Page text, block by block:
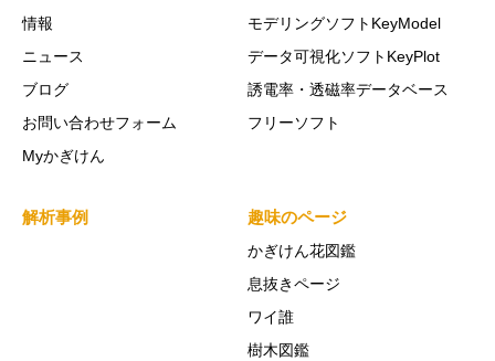
情報
ニュース
ブログ
お問い合わせフォーム
Myかぎけん
モデリングソフトKeyModel
データ可視化ソフトKeyPlot
誘電率・透磁率データベース
フリーソフト
解析事例 趣味のページ
かぎけん花図鑑
息抜きページ
ワイ誰
樹木図鑑